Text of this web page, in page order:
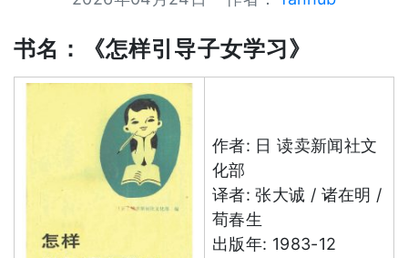
书名：《怎样引导子女学习》
作者: 日 读卖新闻社文
化部
译者: 张大诚 / 诸在明 /
荀春生
出版年: 1983-12